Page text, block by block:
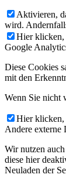
Aktivieren,
wird.
Hier klicken,
Google
Diese Cookies
mit den
Wenn Sie nicht
Hier klicken,
Andere externe
Wir nutzen
diese hier
Neuladen der